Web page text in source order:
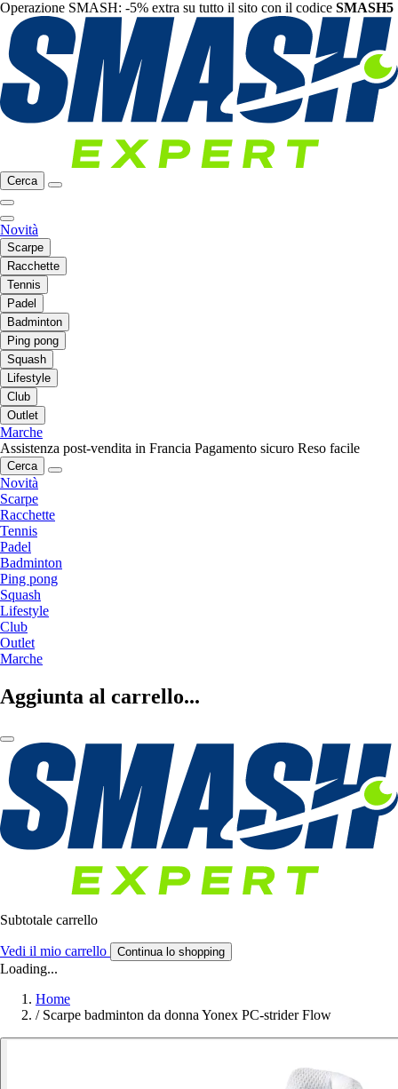
Operazione SMASH: -5% extra su tutto il sito con il codice SMASH5
Cerca
Novità
Scarpe
Racchette
Tennis
Padel
Badminton
Ping pong
Squash
Lifestyle
Club
Outlet
Marche
Assistenza post-vendita in Francia Pagamento sicuro Reso facile
Cerca
Novità
Scarpe
Racchette
Tennis
Padel
Badminton
Ping pong
Squash
Lifestyle
Club
Outlet
Marche
Aggiunta al carrello...
Subtotale carrello
Vedi il mio carrello Continua lo shopping
Loading...
Home
/ Scarpe badminton da donna Yonex PC-strider Flow